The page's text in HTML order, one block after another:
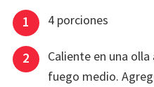
4 porciones
Caliente en una
fuego medio.